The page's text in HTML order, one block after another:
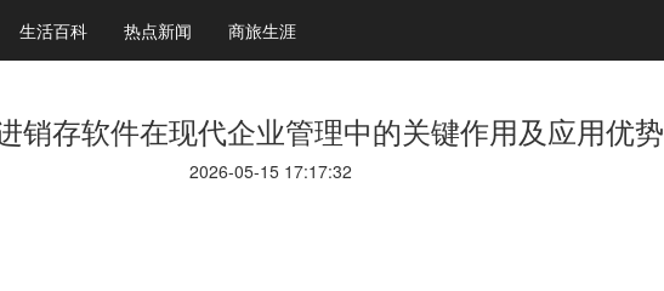
生活百科 热点新闻 商旅生涯
销存软件在现代企业管理中的关键作用及应用优势
2026-05-15 17:17:32